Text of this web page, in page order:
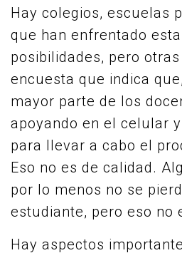
Hay colegios, escuelas
que han enfrentado
posibilidades, pero
encuesta que indica
mayor parte de los
apoyando en el celular
para llevar a cabo el
Eso no es de calidad.
por lo menos no se
estudiante, pero eso no
Hay aspectos